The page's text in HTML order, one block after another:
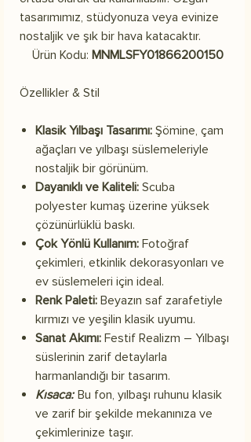
tasarımımız, stüdyonuza veya evinize
nostaljik ve şık bir hava katacaktır.
Ürün Kodu: MNMLSFY01866200150
Özellikler & Stil
Klasik Yılbaşı Tasarımı: Şömine, çam
ağaçları ve yılbaşı süslemeleriyle
nostaljik bir görünüm.
Dayanıklı ve Kaliteli: Scuba
polyester kumaş üzerine yüksek
çözünürlüklü baskı.
Çok Yönlü Kullanım: Fotoğraf
çekimleri, etkinlik dekorasyonları ve
ev süslemeleri için ideal.
Renk Paleti: Beyazın saf zarafetiyle
kırmızı ve yeşilin klasik uyumu.
Sanat Akımı: Festif Realizm – Yılbaşı
süslerinin zarif detaylarla
harmanlandığı bir tasarım.
Kısaca: Bu fon, yılbaşı ruhunu klasik
ve zarif bir şekilde mekanınıza ve
çekimlerinize taşır.